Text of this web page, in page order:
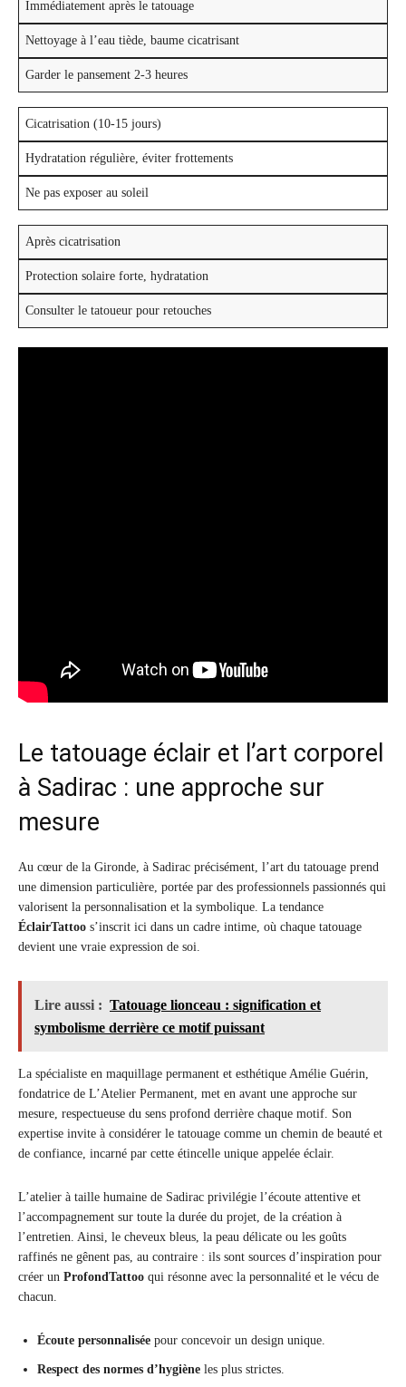
Immédiatement après le tatouage
Nettoyage à l’eau tiède, baume cicatrisant
Garder le pansement 2-3 heures
Cicatrisation (10-15 jours)
Hydratation régulière, éviter frottements
Ne pas exposer au soleil
Après cicatrisation
Protection solaire forte, hydratation
Consulter le tatoueur pour retouches
Le tatouage éclair et l’art corporel
à Sadirac : une approche sur
mesure
Au cœur de la Gironde, à Sadirac précisément, l’art du tatouage prend
une dimension particulière, portée par des professionnels passionnés qui
valorisent la personnalisation et la symbolique. La tendance
ÉclairTattoo s’inscrit ici dans un cadre intime, où chaque tatouage
devient une vraie expression de soi.
Lire aussi : Tatouage lionceau : signification et
symbolisme derrière ce motif puissant
La spécialiste en maquillage permanent et esthétique Amélie Guérin,
fondatrice de L’Atelier Permanent, met en avant une approche sur
mesure, respectueuse du sens profond derrière chaque motif. Son
expertise invite à considérer le tatouage comme un chemin de beauté et
de confiance, incarné par cette étincelle unique appelée éclair.
L’atelier à taille humaine de Sadirac privilégie l’écoute attentive et
l’accompagnement sur toute la durée du projet, de la création à
l’entretien. Ainsi, le cheveux bleus, la peau délicate ou les goûts
raffinés ne gênent pas, au contraire : ils sont sources d’inspiration pour
créer un ProfondTattoo qui résonne avec la personnalité et le vécu de
chacun.
Écoute personnalisée pour concevoir un design unique.
Respect des normes d’hygiène les plus strictes.